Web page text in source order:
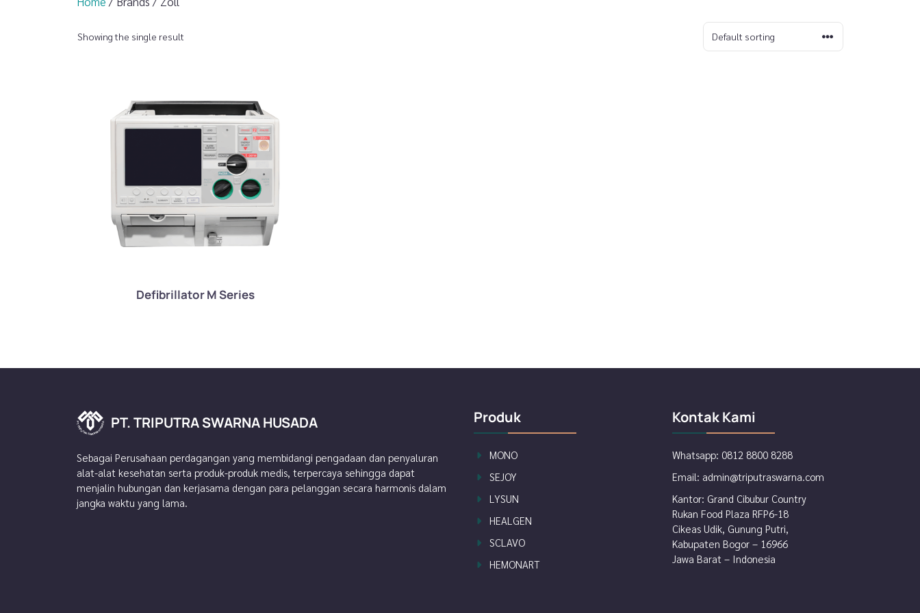
Showing the single result
Defibrillator M Series
P
T
TRIPUTRASWARNAHUSA
D
A PT. TRIPUTRA SWARNA HUSADA
Sebagai Perusahaan perdagangan yang membidangi pengadaan dan penyaluran
alat-alat kesehatan serta produk-produk medis, terpercaya sehingga dapat
menjalin hubungan dan kerjasama dengan para pelanggan secara harmonis dalam
jangka waktu yang lama.
Produk
MONO
SEJOY
LYSUN
HEALGEN
SCLAVO
HEMONART
Kontak Kami
Whatsapp: 0812 8800 8288
Email: admin@triputraswarna.com
Kantor: Grand Cibubur Country
Rukan Food Plaza RFP6-18
Cikeas Udik, Gunung Putri,
Kabupaten Bogor – 16966
Jawa Barat – Indonesia